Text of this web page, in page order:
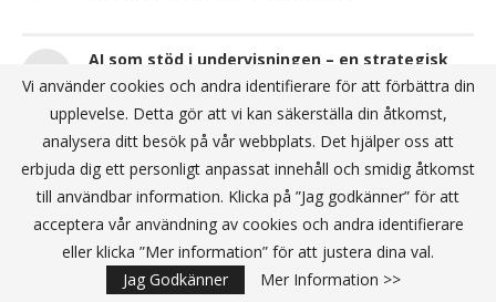
AI som stöd i undervisningen – en strategisk
satsning för Omniglots lärare
Skolon ingår internationellt partnerskap med
Canva
ANNONS
Vi använder cookies och andra identifierare för att förbättra din
upplevelse. Detta gör att vi kan säkerställa din åtkomst,
analysera ditt besök på vår webbplats. Det hjälper oss att
erbjuda dig ett personligt anpassat innehåll och smidig åtkomst
till användbar information. Klicka på ”Jag godkänner” för att
acceptera vår användning av cookies och andra identifierare
eller klicka ”Mer information” för att justera dina val.
Jag Godkänner
Mer Information >>